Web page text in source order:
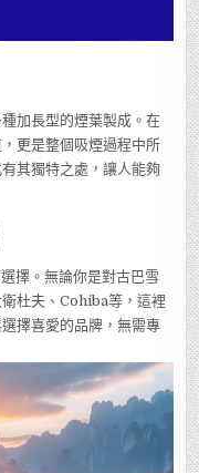
加長型的煙葉製成。在
更是整個吸煙過程中所
其獨特之處，讓人能夠
擇。無論你是對古巴雪
杜夫、Cohiba等，這裡
擇喜愛的品牌，無需專